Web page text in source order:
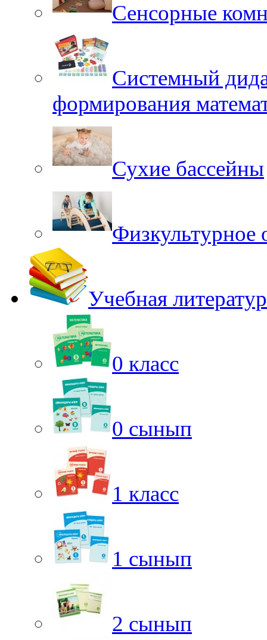
Сенсорные
Системный
формирования
Сухие бассейны
Физкультурное
Учебная
0 класс
0 сынып
1 класс
1 сынып
2 сынып